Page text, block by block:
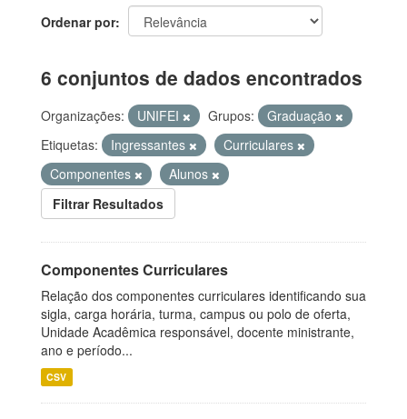
Ordenar por
6 conjuntos de dados encontrados
Organizações: UNIFEI Grupos:
Graduação
Etiquetas:
Ingressantes
Curriculares
Componentes
Alunos
Filtrar Resultados
Componentes Curriculares
Relação dos componentes curriculares identificando sua
sigla, carga horária, turma, campus ou polo de oferta,
Unidade Acadêmica responsável, docente ministrante,
ano e período...
CSV